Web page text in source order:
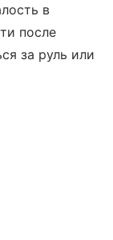
в
после
за руль или